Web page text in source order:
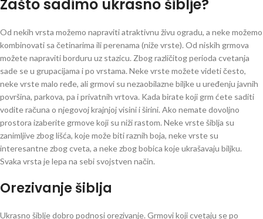
Zašto sadimo ukrasno šiblje?
Od nekih vrsta možemo napraviti atraktivnu živu ogradu, a neke možemo
kombinovati sa četinarima ili perenama (niže vrste). Od niskih grmova
možete napraviti borduru uz stazicu. Zbog različitog perioda cvetanja
sade se u grupacijama i po vrstama. Neke vrste možete videti često,
neke vrste malo ređe, ali grmovi su nezaobilazne biljke u uređenju javnih
površina, parkova, pa i privatnih vrtova. Kada birate koji grm ćete saditi
vodite računa o njegovoj krajnjoj visini i širini. Ako nemate dovoljno
prostora izaberite grmove koji su niži rastom. Neke vrste šiblja su
zanimljive zbog lišća, koje može biti raznih boja, neke vrste su
interesantne zbog cveta, a neke zbog bobica koje ukrašavaju biljku.
Svaka vrsta je lepa na sebi svojstven način.
Orezivanje šiblja
Ukrasno šiblje dobro podnosi orezivanje. Grmovi koji cvetaju se po